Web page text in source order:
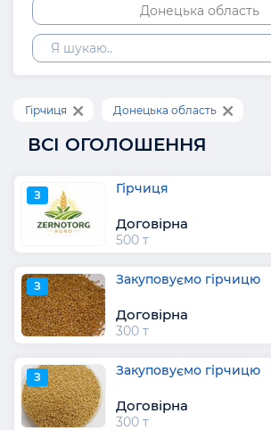
Донецька область
Гірчиця Донецька область
ВСІ ОГОЛОШЕННЯ
З Гірчиця
Договірна
500 т
З Закуповуємо гірчицю
Договірна
300 т
З Закуповуємо гірчицю
Договірна
300 т